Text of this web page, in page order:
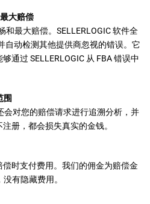
大赔偿
和最大赔偿。SELLERLOGIC 软件全
自动检测其他提供商忽视的错误。它
通过 SELLERLOGIC 从 FBA 错误中
围
会对您的赔偿请求进行追溯分析，并
册，都会损失真实的金钱。
时支付费用。我们的佣金为赔偿金
有隐藏费用。